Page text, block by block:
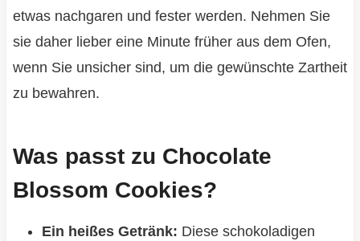
etwas nachgaren und fester werden. Nehmen Sie
sie daher lieber eine Minute früher aus dem Ofen,
wenn Sie unsicher sind, um die gewünschte Zartheit
zu bewahren.
Was passt zu Chocolate
Blossom Cookies?
Ein heißes Getränk: Diese schokoladigen